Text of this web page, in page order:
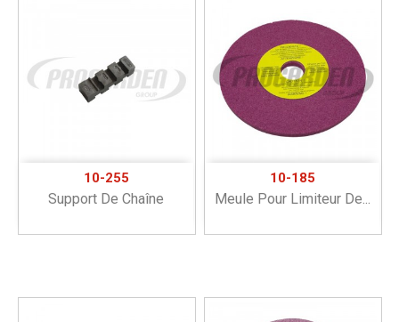
10-255
Support De Chaîne
10-185
Meule Pour Limiteur De...